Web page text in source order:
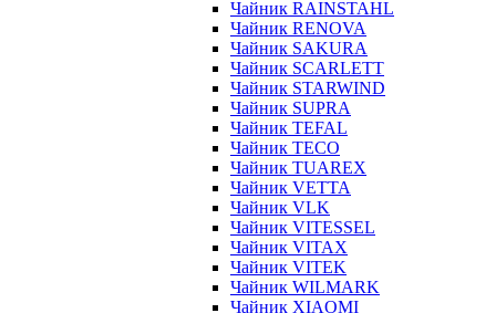
Чайник RAINSTAHL
Чайник RENOVA
Чайник SAKURA
Чайник SCARLETT
Чайник STARWIND
Чайник SUPRA
Чайник TEFAL
Чайник TECO
Чайник TUAREX
Чайник VETTA
Чайник VLK
Чайник VITESSEL
Чайник VITAX
Чайник VITEK
Чайник WILMARK
Чайник XIAOMI